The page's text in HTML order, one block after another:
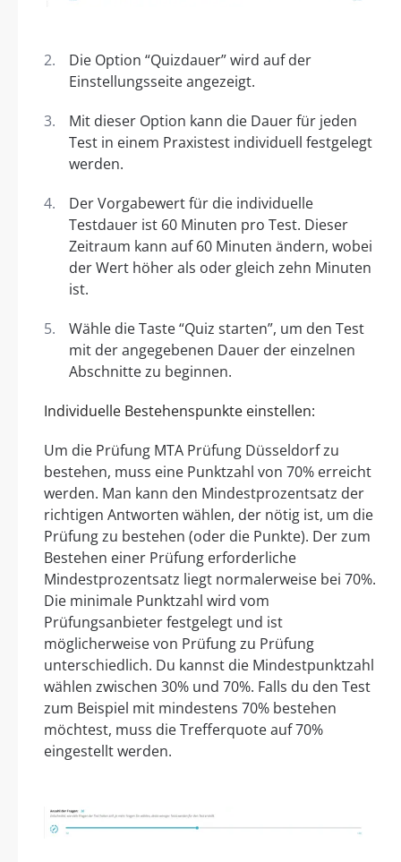
Die Option “Quizdauer” wird auf der
Einstellungsseite angezeigt.
Mit dieser Option kann die Dauer für jeden
Test in einem Praxistest individuell festgelegt
werden.
Der Vorgabewert für die individuelle
Testdauer ist 60 Minuten pro Test. Dieser
Zeitraum kann auf 60 Minuten ändern, wobei
der Wert höher als oder gleich zehn Minuten
ist.
Wähle die Taste “Quiz starten”, um den Test
mit der angegebenen Dauer der einzelnen
Abschnitte zu beginnen.
Individuelle Bestehenspunkte einstellen:
Um die Prüfung MTA Prüfung Düsseldorf zu
bestehen, muss eine Punktzahl von 70% erreicht
werden. Man kann den Mindestprozentsatz der
richtigen Antworten wählen, der nötig ist, um die
Prüfung zu bestehen (oder die Punkte). Der zum
Bestehen einer Prüfung erforderliche
Mindestprozentsatz liegt normalerweise bei 70%.
Die minimale Punktzahl wird vom
Prüfungsanbieter festgelegt und ist
möglicherweise von Prüfung zu Prüfung
unterschiedlich. Du kannst die Mindestpunktzahl
wählen zwischen 30% und 70%. Falls du den Test
zum Beispiel mit mindestens 70% bestehen
möchtest, muss die Trefferquote auf 70%
eingestellt werden.